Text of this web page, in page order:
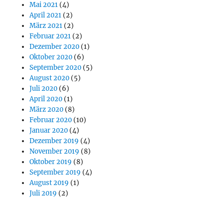
Mai 2021 (4)
April 2021 (2)
März 2021 (2)
Februar 2021 (2)
Dezember 2020 (1)
Oktober 2020 (6)
September 2020 (5)
August 2020 (5)
Juli 2020 (6)
April 2020 (1)
März 2020 (8)
Februar 2020 (10)
Januar 2020 (4)
Dezember 2019 (4)
November 2019 (8)
Oktober 2019 (8)
September 2019 (4)
August 2019 (1)
Juli 2019 (2)